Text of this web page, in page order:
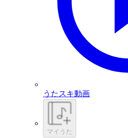
うたスキ動画
マイうた